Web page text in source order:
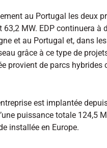
au Portugal les deux
MW. EDP continuera à
et au Portugal et, dans
grâce à ce type de
provient de parcs
est implantée
puissance totale 124,5
installée en Europe.